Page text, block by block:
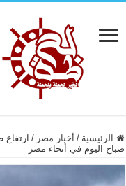
الرئيسية / أخبار مصر /
صباح اليوم في أنحاء مصر